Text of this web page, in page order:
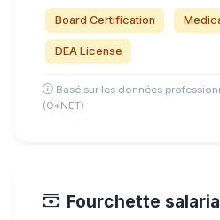
Board Certification
DEA License
Basé sur les données
(O*NET)
Fourchette